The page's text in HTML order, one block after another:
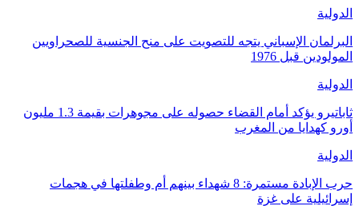
الدولية
البرلمان الإسباني يتجه للتصويت على منح الجنسية للصحراويين
المولودين قبل 1976
الدولية
ثاباتيرو يؤكد أمام القضاء حصوله على مجوهرات بقيمة 1.3 مليون
أورو كهدايا من المغرب
الدولية
حرب الإبادة مستمرة: 8 شهداء بينهم أم وطفلتها في هجمات
إسرائيلية على غزة